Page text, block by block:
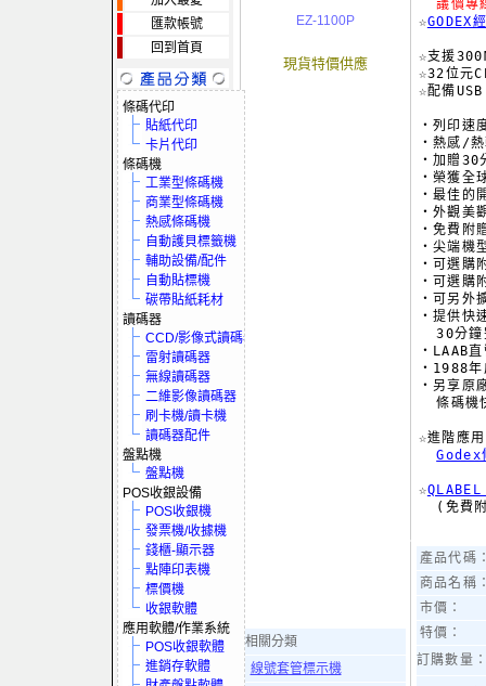
匯款帳號
回到首頁
條碼代印
貼紙代印
卡片代印
條碼機
工業型條碼機
商業型條碼機
熱感條碼機
自動護貝標籤機
輔助設備/配件
自動貼標機
碳帶貼紙耗材
讀碼器
CCD/影像式讀碼器
雷射讀碼器
無線讀碼器
二維影像讀碼器
刷卡機/讀卡機
讀碼器配件
盤點機
盤點機
POS收銀設備
POS收銀機
發票機/收據機
錢櫃-顯示器
點陣印表機
標價機
收銀軟體
應用軟體/作業系統
POS收銀軟體
進銷存軟體
EZ-1100P
現貨特價供應
議價
☆GODEX
☆支援
☆32位元
☆配備
‧列印速
‧熱感/熱
‧加贈30
‧榮獲全
‧最佳的
‧外觀美
‧免費附
‧尖端機
‧可選購
‧可選購
‧可另外
‧提供快
30分鐘
‧LAAB
‧1988年
‧另享原
條碼機
☆進階應
☆
(免費
相關分類
線號套管標示機
產品代碼
商品名稱
市價：
特價：
訂購數量